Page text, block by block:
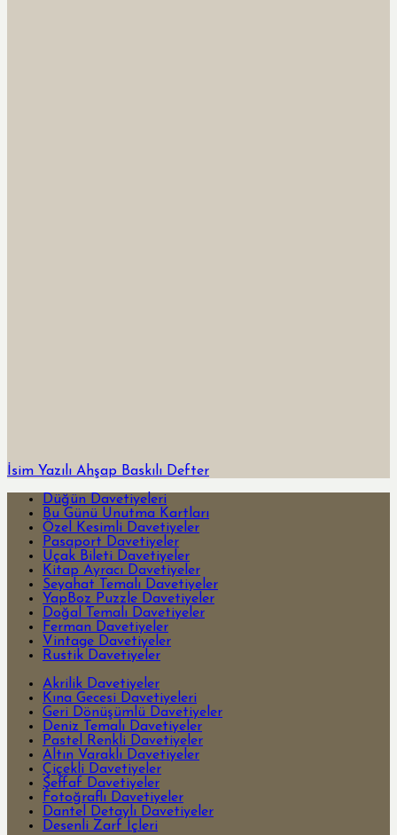
İsim Yazılı Ahşap Baskılı Defter
Düğün Davetiyeleri
Bu Günü Unutma Kartları
Özel Kesimli Davetiyeler
Pasaport Davetiyeler
Uçak Bileti Davetiyeler
Kitap Ayracı Davetiyeler
Seyahat Temalı Davetiyeler
YapBoz Puzzle Davetiyeler
Doğal Temalı Davetiyeler
Ferman Davetiyeler
Vintage Davetiyeler
Rustik Davetiyeler
Akrilik Davetiyeler
Kına Gecesi Davetiyeleri
Geri Dönüşümlü Davetiyeler
Deniz Temalı Davetiyeler
Pastel Renkli Davetiyeler
Altın Varaklı Davetiyeler
Çiçekli Davetiyeler
Şeffaf Davetiyeler
Fotoğraflı Davetiyeler
Dantel Detaylı Davetiyeler
Desenli Zarf İçleri